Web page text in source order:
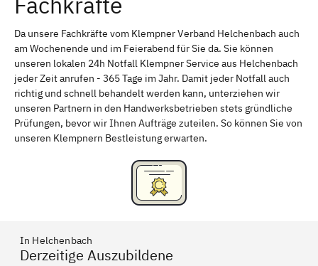
Schweinfurt Passau
Freising Rudelsdorf, Mittelfranken
Da unsere Fachkräfte vom Klempner Verband Helchenbach auch
am Wochenende und im Feierabend für Sie da. Sie können
unseren lokalen 24h Notfall Klempner Service aus Helchenbach
jeder Zeit anrufen - 365 Tage im Jahr. Damit jeder Notfall auch
richtig und schnell behandelt werden kann, unterziehen wir
unseren Partnern in den Handwerksbetrieben stets gründliche
Prüfungen, bevor wir Ihnen Aufträge zuteilen. So können Sie von
unseren Klempnern Bestleistung erwarten.
In Helchenbach
Derzeitige Auszubildene